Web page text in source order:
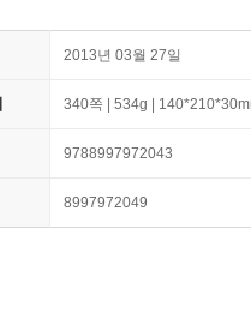
2013년 03월 27일
340쪽 | 534g |
9788997972043
8997972049